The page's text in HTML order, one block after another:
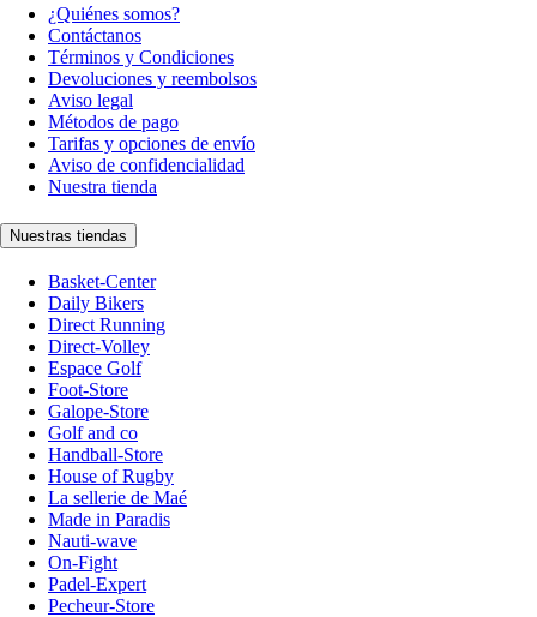
¿Quiénes somos?
Contáctanos
Términos y Condiciones
Devoluciones y reembolsos
Aviso legal
Métodos de pago
Tarifas y opciones de envío
Aviso de confidencialidad
Nuestra tienda
Nuestras tiendas
Basket-Center
Daily Bikers
Direct Running
Direct-Volley
Espace Golf
Foot-Store
Galope-Store
Golf and co
Handball-Store
House of Rugby
La sellerie de Maé
Made in Paradis
Nauti-wave
On-Fight
Padel-Expert
Pecheur-Store